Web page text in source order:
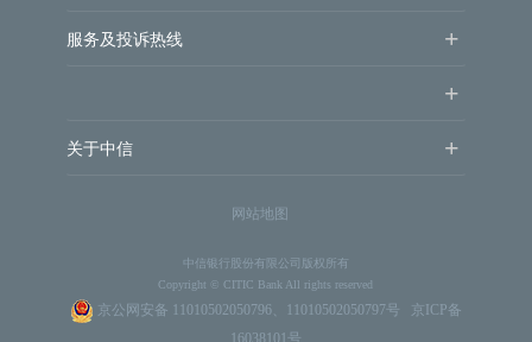
服务及投诉热线
+
+
关于中信 +
网站地图
中信银行股份有限公司版权所有
Copyright © CITIC Bank All rights reserved
京公网安备 11010502050796、11010502050797号
京ICP备
16038101号